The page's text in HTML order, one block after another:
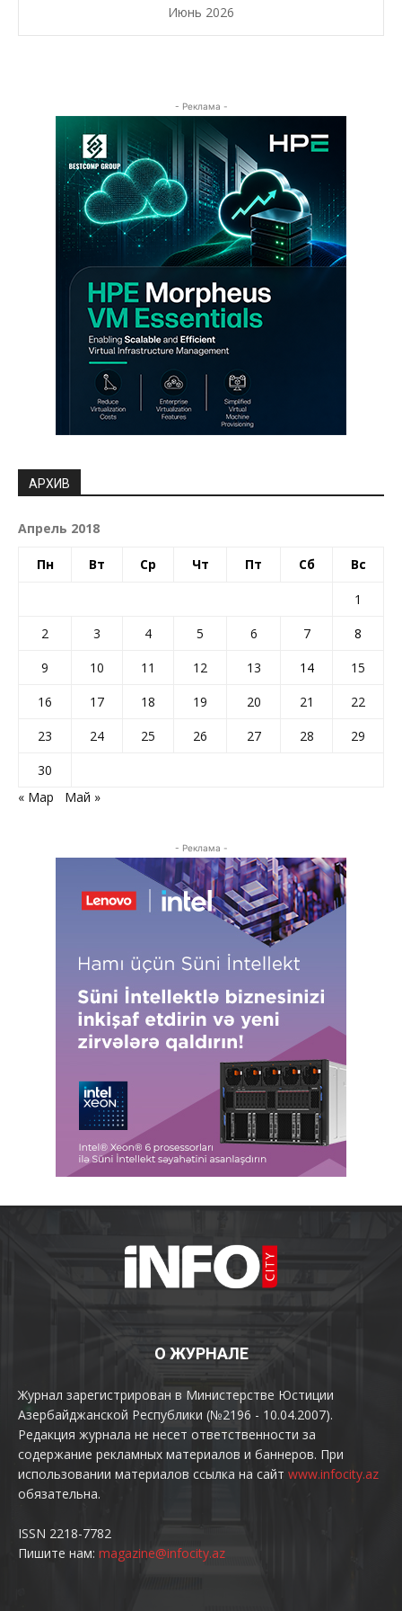
Июнь 2026
- Реклама -
АРХИВ
Апрель 2018
Пн Вт Ср Чт Пт Сб Вс
1
2
3 4 5 6 7
8
9
10 11 12 13 14
15
16
17 18 19 20 21
22
23
24 25 26 27 28
29
30
« Мар
Май »
- Реклама -
О ЖУРНАЛЕ
Журнал зарегистрирован в Министерстве Юстиции
Азербайджанской Республики (№2196 - 10.04.2007).
Редакция журнала не несет ответственности за
содержание рекламных материалов и баннеров. При
использовании материалов ссылка на сайт www.infocity.az
обязательна.
ISSN 2218-7782
Пишите нам: magazine@infocity.az